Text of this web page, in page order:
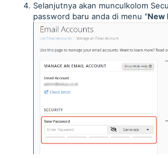
Selanjutnya akan munculkolom
password baru anda di menu "New